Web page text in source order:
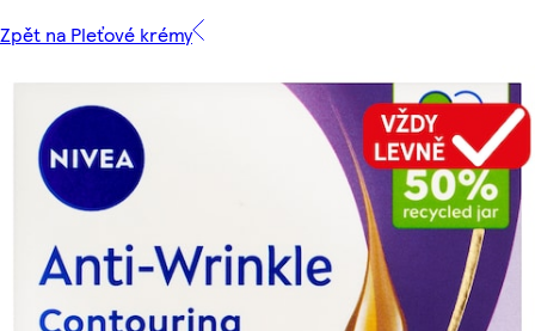
Zpět na Pleťové krémy